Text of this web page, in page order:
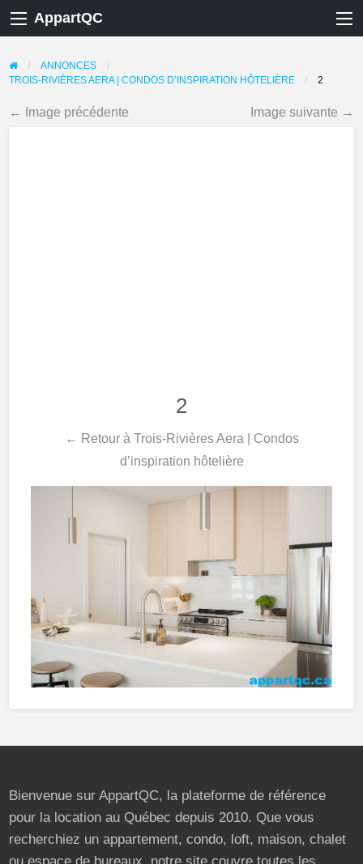
AppartQC
ANNONCES
TROIS-RIVIÈRES AERA | CONDOS D’INSPIRATION HÔTELIÈRE
2
← Image précédente Image suivante →
2
← Retour à Trois-Rivières Aera | Condos
d’inspiration hôtelière
Bienvenue sur AppartQC, la plateforme de référence
pour la location au Québec depuis 2010. Que vous
recherchiez un appartement, condo, loft, maison, chalet